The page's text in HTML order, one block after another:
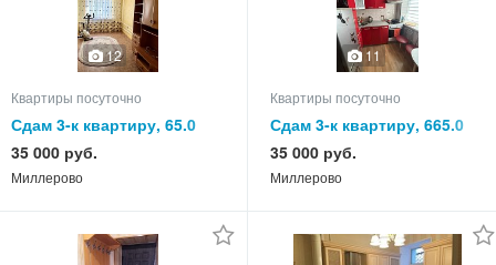
12
Квартиры посуточно
Сдам 3-к квартиру, 65.0
кв.м, этаж 3 из 3
35 000 руб.
Миллерово
11
Квартиры посуточно
Сдам 3-к квартиру, 665.0
кв.м, этаж 5 из 5
35 000 руб.
Миллерово